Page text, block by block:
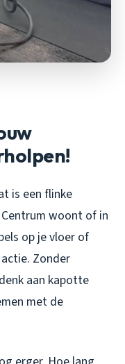
is een flinke
woont of in
op je vloer of
Zonder
aan kapotte
met de